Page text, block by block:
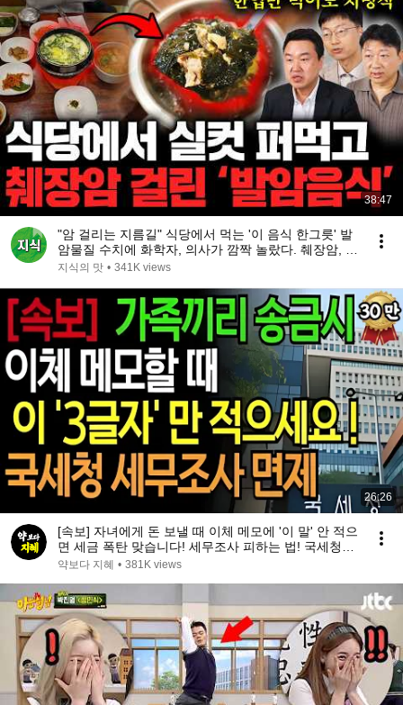
38:47
"암 걸리는 지름길" 식당에서 먹는 '이 음식 한그릇' 발
암물질 수치에 화학자, 의사가 깜짝 놀랐다. 췌장암, 치
매 걸리기 싫다면 절대 먹지 마세요 (암 명강의)
지식의 맛 • 341K views
26:26
[속보] 자녀에게 돈 보낼 때 이체 메모에 '이 말' 안 적으
면 세금 폭탄 맞습니다! 세무조사 피하는 법! 국세청도
인정하는 작성법 공개 | 인생지혜 | 행복노후 | 오디오
약보다 지혜 • 381K views